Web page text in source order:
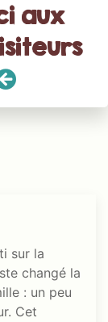
aux
sur la
changé la
: un peu
Cet